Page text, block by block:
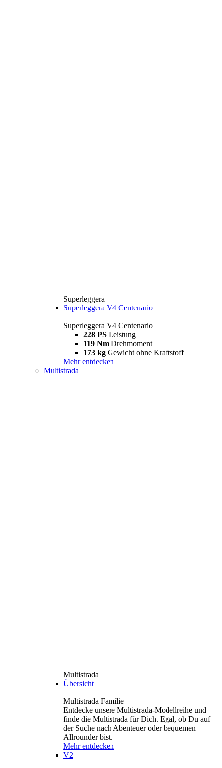
Superleggera
Superleggera V4 Centenario
Superleggera V4 Centenario
228 PS Leistung
119 Nm Drehmoment
173 kg Gewicht ohne Kraftstoff
Mehr entdecken
Multistrada
Multistrada
Übersicht
Multistrada Familie
Entdecke unsere Multistrada-Modellreihe und
finde die Multistrada für Dich. Egal, ob Du auf
der Suche nach Abenteuer oder bequemen
Allrounder bist.
Mehr entdecken
V2